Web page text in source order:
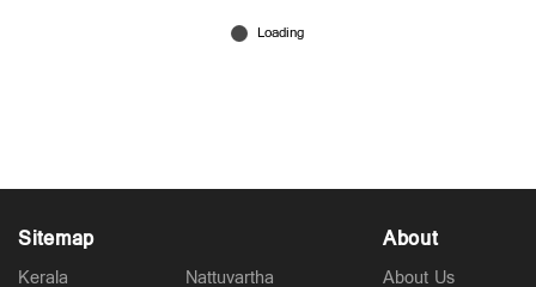
Sitemap
Kerala
Nattuvartha
About
About Us